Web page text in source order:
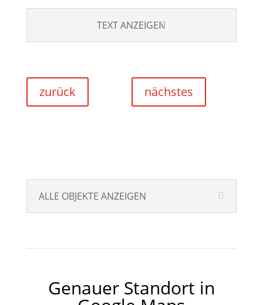
TEXT ANZEIGEN
zurück nächstes
ALLE OBJEKTE ANZEIGEN
Genauer Standort in